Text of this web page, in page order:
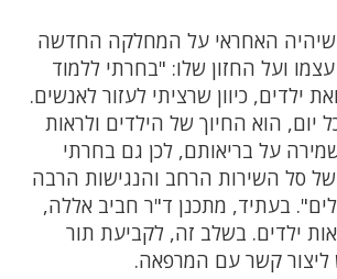
שיהיה האחראי על המחלקה החדשה
ועל החזון שלו: "בחרתי ללמוד
ילדים, כיוון שרציתי לעזור לאנשים.
יום, הוא החיוך של הילדים ולראות
על בריאותם, לכן גם בחרתי
סל השירות הרחב והנגישות הרבה
בעתיד, מתכנן ד"ר חביב אללה,
ילדים. בשלב זה, לקביעת תור
ליצור קשר עם המרפאה.